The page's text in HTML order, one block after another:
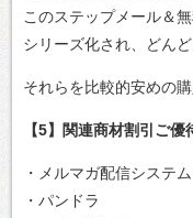
このステップメール＆
シリーズ化され、どん
それらを比較的安めの
【5】関連商材割引ご優
・メルマガ配信システ
・パンドラ